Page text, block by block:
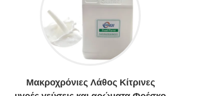
Μακροχρόνιες Λάθος Κίτρινες